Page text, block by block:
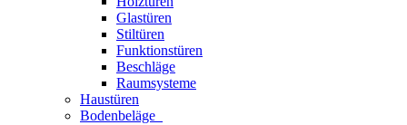
Glastüren
Stiltüren
Funktionstüren
Beschläge
Raumsysteme
Haustüren
Bodenbeläge